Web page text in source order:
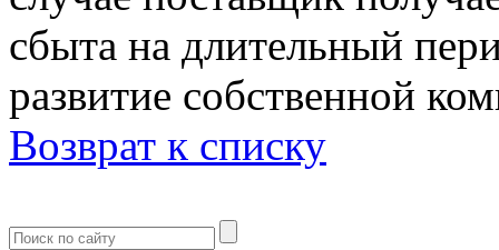
сбыта на длительный
развитие собственной
Возврат к списку